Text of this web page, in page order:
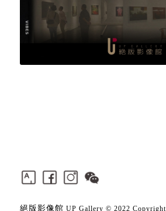
絕版影像館 UP Gallery © 2022 Copyright